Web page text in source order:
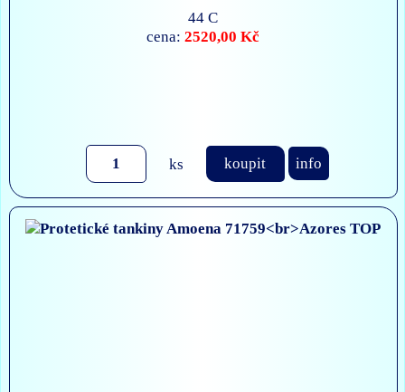
44 C
cena:2520,00 Kč
ks koupit info